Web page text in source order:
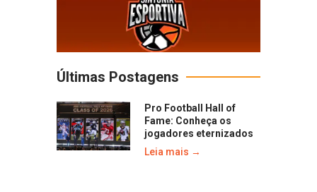
Últimas Postagens
Pro Football Hall of
Fame: Conheça os
jogadores eternizados
Leia mais →